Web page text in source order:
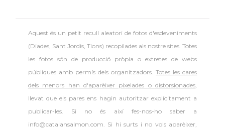
Aquest és un petit recull aleatori defotos d'esdeveniments
(Diades, Sant Jordis, Tions) recopilades als nostre sites. Totes
les fotos són de producció pròpia o extretes de webs
públiques amb permís dels organitzadors.Totes les cares
dels menors han d'aparèixer pixelades o distorsionades,
llevat que els pares ens hagin autoritzar explícitament a
publicar-les. Si no és així fes-nos-ho saber a
info@catalansalmon.com. Si hi surts i no vols aparèixer,